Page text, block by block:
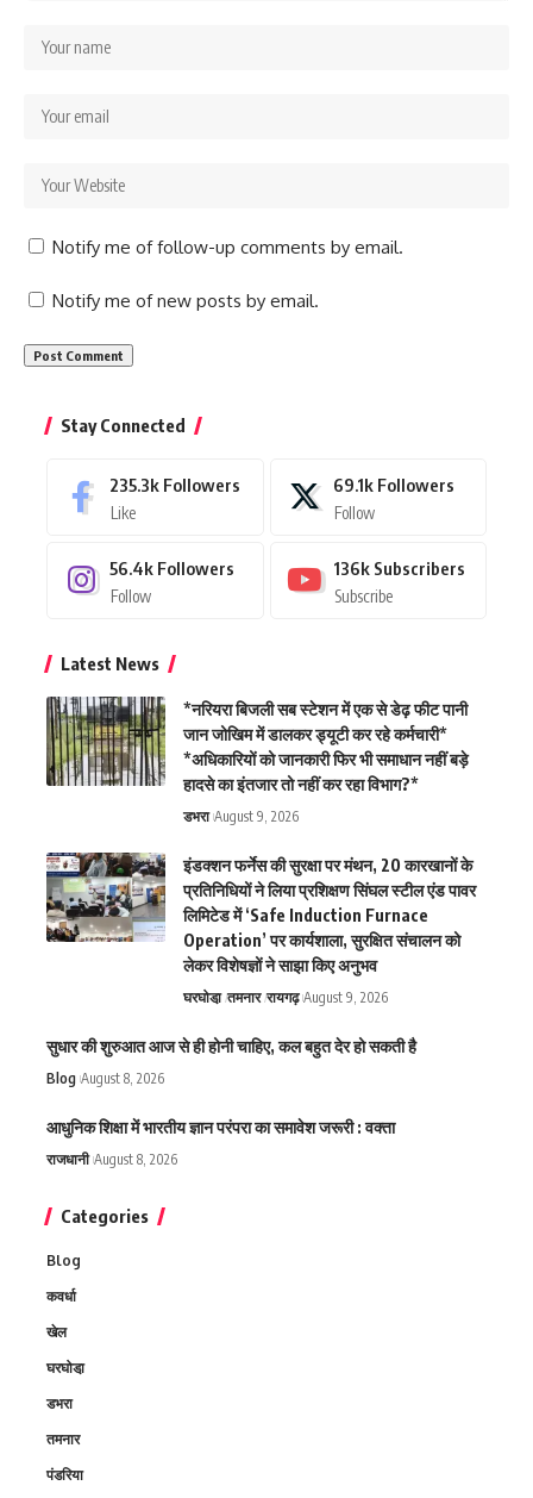
Notify me of follow-up comments by email.
Notify me of new posts by email.
Stay Connected
235.3k Followers
Like
69.1k Followers
Follow
56.4k Followers
Follow
136k Subscribers
Subscribe
Latest News
*नरियरा बिजली सब स्टेशन में एक से डेढ़ फीट पानी
जान जोखिम में डालकर ड्यूटी कर रहे कर्मचारी*
*अधिकारियों को जानकारी फिर भी समाधान नहीं बड़े
हादसे का इंतजार तो नहीं कर रहा विभाग?*
डभरा August 9, 2026
इंडक्शन फर्नेस की सुरक्षा पर मंथन, 20 कारखानों के
प्रतिनिधियों ने लिया प्रशिक्षण सिंघल स्टील एंड पावर
लिमिटेड में ‘Safe Induction Furnace
Operation’ पर कार्यशाला, सुरक्षित संचालन को
लेकर विशेषज्ञों ने साझा किए अनुभव
घरघोडा़ तमनार रायगढ़ August 9, 2026
सुधार की शुरुआत आज से ही होनी चाहिए, कल बहुत देर हो सकती है
Blog August 8, 2026
आधुनिक शिक्षा में भारतीय ज्ञान परंपरा का समावेश जरूरी : वक्ता
राजधानी August 8, 2026
Categories
Blog
कवर्धा
खेल
घरघोडा़
डभरा
तमनार
पंडरिया